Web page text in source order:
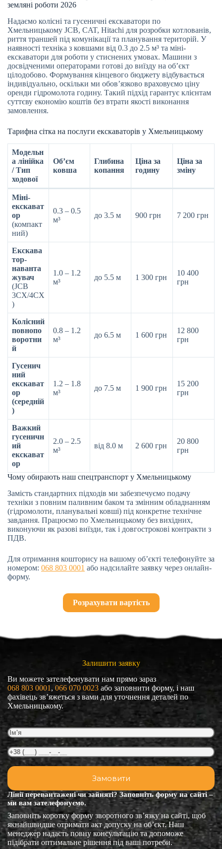
земляні роботи 2026
Надаємо колісні та гусеничні екскаватори по
Хмельницькому JCB, CAT, Hitachi для розробки котлованів,
риття траншей під комунікації та планування територій. У
наявності техніка з ковшами від 0.3 до 2.5 м³ та міні-
екскаватори для роботи у стиснених умовах. Машини з
досвідченими операторами готові до виїзду на об’єкт
цілодобово. Формування кінцевого бюджету відбувається
індивідуально, оскільки ми обов’язково враховуємо ціну
оренди гідромолота годину. Такий підхід гарантує клієнтам
суттєву економію коштів без втрати якості виконання
замовлення.
Тарифна сітка на послуги екскаваторів у Хмельницькому
Модельн
а лінійка
/ Тип
ходової
Об’єм
ковша
Глибина
копання
Ціна за
годину
Ціна за
зміну
Міні-
екскават
ор
(компакт
ний)
0.3 – 0.5
м³
до 3.5 м 900 грн 7 200 грн
Екскава
тор-
наванта
жувач
(JCB
3CX/4CX
)
1.0 – 1.2
м³
до 5.5 м 1 300 грн
10 400
грн
Колісний
повнопо
воротни
й
0.8 – 1.2
м³
до 6.5 м 1 600 грн
12 800
грн
Гусенич
ний
екскават
ор
(середній
)
1.2 – 1.8
м³
до 7.5 м 1 900 грн
15 200
грн
Важкий
гусеничн
ий
екскават
ор
2.0 – 2.5
м³
від 8.0 м 2 600 грн
20 800
грн
Чому обирають наш спецтранспорт у Хмельницькому
Замість стандартних підходів ми забезпечуємо подачу
техніки з повним паливним баком та змінним обладнанням
(гідромолоти, планувальні ковші) під конкретне технічне
завдання. Працюємо по Хмельницькому без вихідних,
виконуючи як разові виїзди, так і довгострокові контракти з
ПДВ.
Для отримання кошторису на вашому об’єкті телефонуйте за
номером: 068 803 0001 або надсилайте заявку через онлайн-
форму.
Розрахувати вартість
Залишити заявку
Ви можете зателефонувати нам прямо зараз
068 803 0001 , 066 070 0023 або заповнити форму, і наш
фахівець зв’яжеться з вами для уточнення деталей по
Хмельницькому.
Лінії перевантажені чи зайняті? Заповніть форму на сайті –
ми вам зателефонуємо.
Заповніть коротку форму зворотного зв’язку на сайті, щоб
якнайшвидше отримати акт допуску на об’єкт. Наш
менеджер надасть повну консультацію та допоможе
підібрати оптимальне рішення під ваші потреби.